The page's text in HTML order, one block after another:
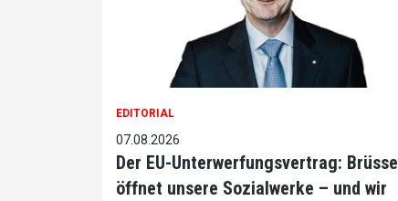
EDITORIAL
07.08.2026
Der EU-Unterwerfungsvertrag: Brüssel
öffnet unsere Sozialwerke – und wir